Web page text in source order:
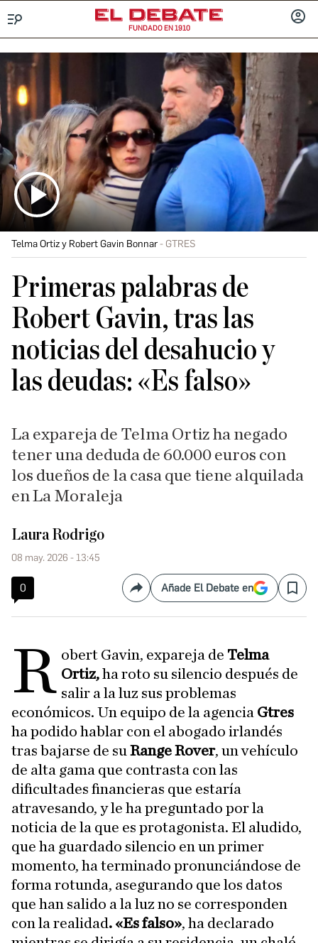
FUNDADO EN 1910
Telma Ortiz y Robert Gavin Bonnar GTRES
Primeras palabras de
Robert Gavin, tras las
noticias del desahucio y
las deudas: «Es falso»
La expareja de Telma Ortiz ha negado
tener una deduda de 60.000 euros con
los dueños de la casa que tiene alquilada
en La Moraleja
Laura Rodrigo
08 may. 2026 - 13:45
0 CompartirAñade El Debate en Save
R obert Gavin, expareja de Telma
Ortiz,ha roto su silencio después de
salir a la luz sus problemas
económicos. Un equipo de la agencia Gtres
ha podido hablar con el abogado irlandés
tras bajarse de su Range Rover, un vehículo
de alta gama que contrasta con las
dificultades financieras que estaría
atravesando, y le ha preguntado por la
noticia de la que es protagonista. El aludido,
que ha guardado silencio en un primer
momento, ha terminado pronunciándose de
forma rotunda, asegurando que los datos
que han salido a la luz no se corresponden
con la realidad. «Es falso», ha declarado